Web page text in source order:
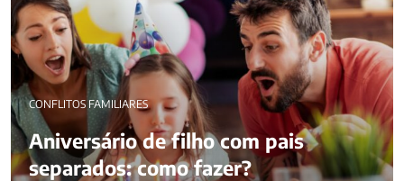
CONFLITOS FAMILIARES
Aniversário de filho com pais
separados: como fazer?